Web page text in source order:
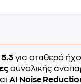
για σταθερό
συνολικής
AI Noise